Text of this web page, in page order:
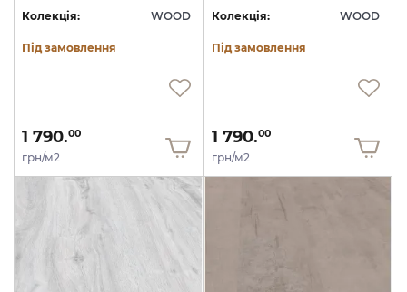
Колекція: WOOD
Під замовлення
1 790.00
грн/м2
Колекція: WOOD
Під замовлення
1 790.00
грн/м2